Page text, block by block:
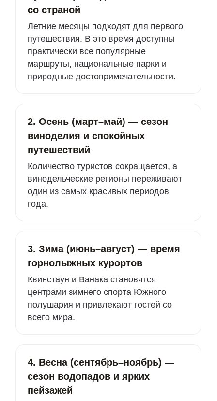
со страной
Летние месяцы подходят для первого
путешествия. В это время доступны
практически все популярные
маршруты, национальные парки и
природные достопримечательности.
2. Осень (март–май) — сезон
виноделия и спокойных
путешествий
Количество туристов сокращается, а
винодельческие регионы переживают
один из самых красивых периодов
года.
3. Зима (июнь–август) — время
горнолыжных курортов
Квинстаун и Ванака становятся
центрами зимнего спорта Южного
полушария и привлекают гостей со
всего мира.
4. Весна (сентябрь–ноябрь) —
сезон водопадов и ярких
пейзажей